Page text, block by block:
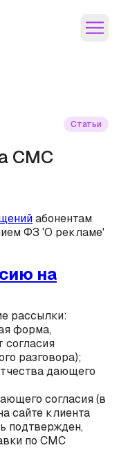
Статьи
СМС
абонентам
ФЗ 'О рекламе'
на
рассылки:
форма,
согласия
разговора);
дающего
согласия (в
сайте клиента
подтвержден,
по СМС